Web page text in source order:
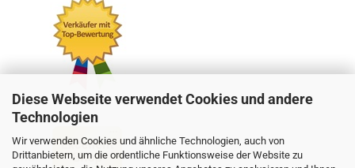
Diese Webseite verwendet Cookies und andere
Technologien
Wir verwenden Cookies und ähnliche Technologien, auch von
Drittanbietern, um die ordentliche Funktionsweise der Website zu